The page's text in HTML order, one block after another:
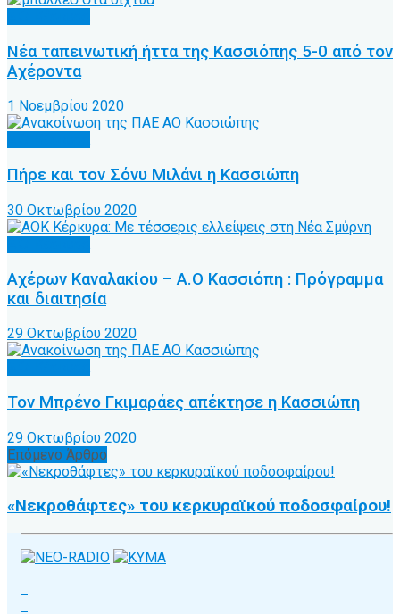
Νέα ταπεινωτική ήττα της Κασσιόπης 5-0 από τον
Αχέροντα
1 Νοεμβρίου 2020
Πήρε και τον Σόνυ Μιλάνι η Κασσιώπη
30 Οκτωβρίου 2020
Αχέρων Καναλακίου – Α.Ο Κασσιόπη : Πρόγραμμα
και διαιτησία
29 Οκτωβρίου 2020
Τον Μπρένο Γκιμαράες απέκτησε η Κασσιώπη
29 Οκτωβρίου 2020
Επόμενο Άρθρο
«Νεκροθάφτες» του κερκυραϊκού ποδοσφαίρου!